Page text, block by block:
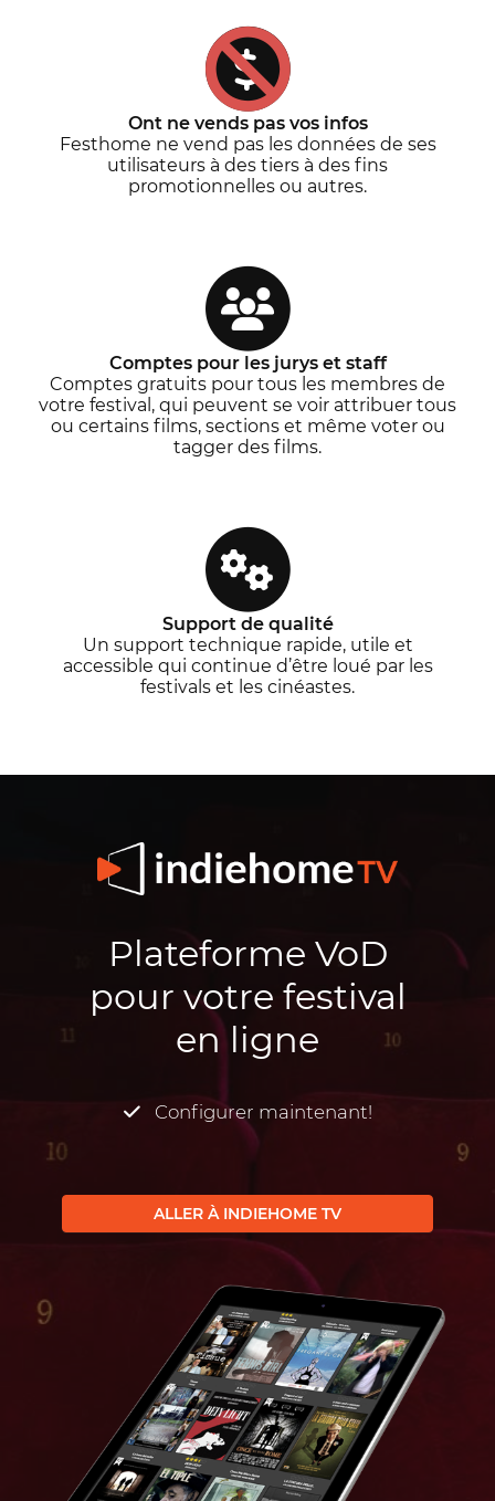
Ont ne vends pas vos infos
Festhome ne vend pas les données de ses
utilisateurs à des tiers à des fins
promotionnelles ou autres.
Comptes pour les jurys et staff
Comptes gratuits pour tous les membres de
votre festival, qui peuvent se voir attribuer tous
ou certains films, sections et même voter ou
tagger des films.
Support de qualité
Un support technique rapide, utile et
accessible qui continue d’être loué par les
festivals et les cinéastes.
Plateforme VoD
pour votre festival
en ligne
Configurer maintenant!
ALLER À INDIEHOME TV